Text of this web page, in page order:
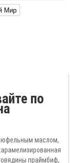
Мир
по
маслом,
праймбиф,